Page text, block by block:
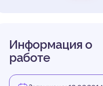
Информация о
работе